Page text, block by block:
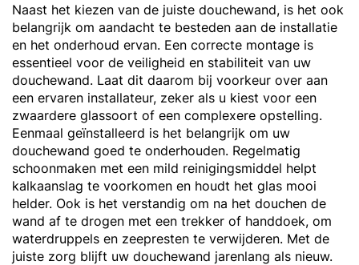
Naast het kiezen van de juiste douchewand, is het ook
belangrijk om aandacht te besteden aan de installatie
en het onderhoud ervan. Een correcte montage is
essentieel voor de veiligheid en stabiliteit van uw
douchewand. Laat dit daarom bij voorkeur over aan
een ervaren installateur, zeker als u kiest voor een
zwaardere glassoort of een complexere opstelling.
Eenmaal geïnstalleerd is het belangrijk om uw
douchewand goed te onderhouden. Regelmatig
schoonmaken met een mild reinigingsmiddel helpt
kalkaanslag te voorkomen en houdt het glas mooi
helder. Ook is het verstandig om na het douchen de
wand af te drogen met een trekker of handdoek, om
waterdruppels en zeepresten te verwijderen. Met de
juiste zorg blijft uw douchewand jarenlang als nieuw.